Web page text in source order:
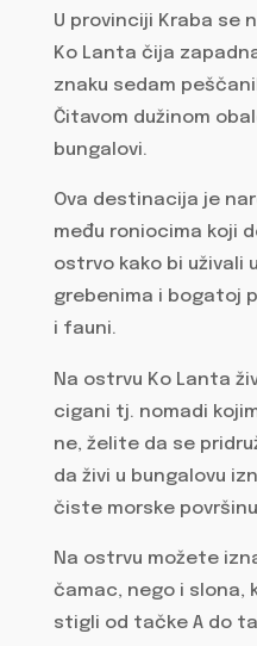
U provinciji Kraba se
Ko Lanta čija
znaku sedam
Čitavom dužinom
bungalovi.
Ova destinacija je
među roniocima koji
ostrvo kako bi uživali
grebenima i bogatoj
i fauni.
Na ostrvu Ko Lanta
cigani tj. nomadi
ne, želite da se
da živi u bungalovu
čiste morske
Na ostrvu možete
čamac, nego i slona,
stigli od tačke A do